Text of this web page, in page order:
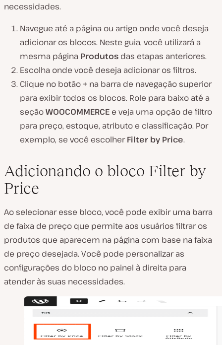
necessidades.
Navegue até a página ou artigo onde você deseja
adicionar os blocos. Neste guia, você utilizará a
mesma página Produtos das etapas anteriores.
Escolha onde você deseja adicionar os filtros.
Clique no botão + na barra de navegação superior
para exibir todos os blocos. Role para baixo até a
seçãoWOOCOMMERCE e veja uma opção de filtro
para preço, estoque, atributo e classificação. Por
exemplo, se você escolherFilter by Price.
Adicionando o bloco Filter by
Price
Ao selecionar esse bloco, você pode exibir uma barra
de faixa de preço que permite aos usuários filtrar os
produtos que aparecem na página com base na faixa
de preço desejada. Você pode personalizar as
configurações do bloco no painel à direita para
atender às suas necessidades.